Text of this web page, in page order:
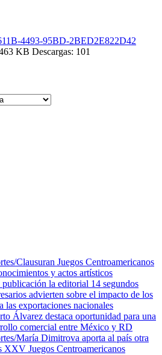
4493-95BD-2BED2E822D42
KB Descargas: 101
Clausuran Juegos Centroamericanos
y actos artísticos
la editorial 14 segundos
advierten sobre el impacto de los
las exportaciones nacionales
Álvarez destaca oportunidad para una
comercial entre México y RD
María Dimitrova aporta al país otra
XXV Juegos Centroamericanos